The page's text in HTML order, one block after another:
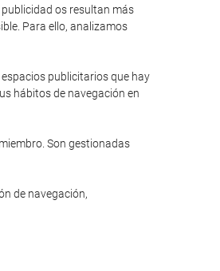
os resultan más
Para ello, analizamos
publicitarios que hay
hábitos de navegación en
Son gestionadas
de navegación,